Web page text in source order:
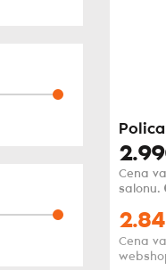
Cena
salonu.
Cena